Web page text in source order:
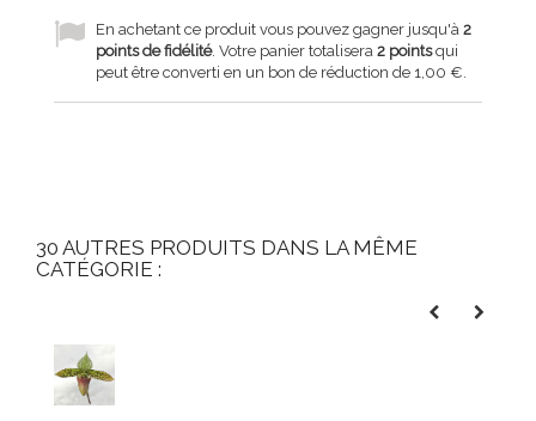
En achetant ce produit vous pouvez gagner jusqu'à 2
points de fidélité. Votre panier totalisera 2 pointsqui
peut être converti en un bon de réduction de 1,00 €
30 AUTRES PRODUITS DANS LA MÊME
CATÉGORIE :